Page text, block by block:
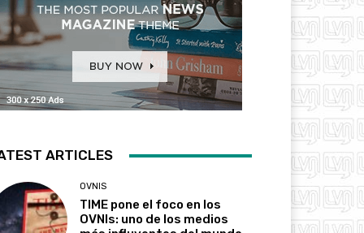
ARTICLES
OVNIS
TIME pone el foco en los
OVNIs: uno de los medios